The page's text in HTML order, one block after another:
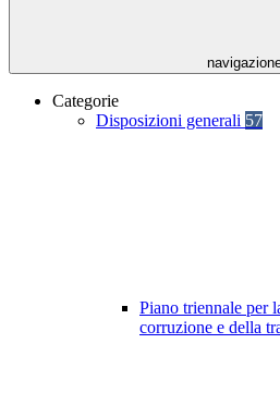
Categorie
Disposizioni generali 57
Piano triennale per
corruzione e della